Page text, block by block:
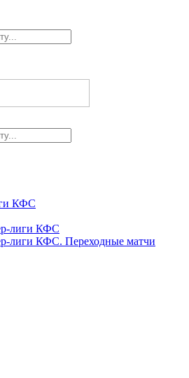
КФС
лиги КФС
лиги КФС. Переходные матчи